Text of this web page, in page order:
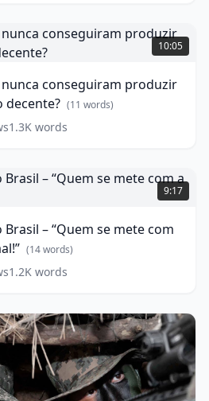
10:05
conseguiram produzir
decente? (11 words)
1.3K words
9:17
– “Quem se mete com
(14words)
1.2K words